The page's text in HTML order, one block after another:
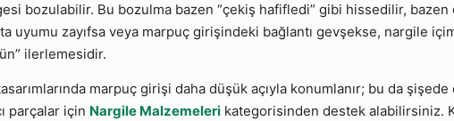
bozulabilir. Bu bozulma bazen “çekiş hafifledi” gibi hissedilir,
zayıfsa veya marpuç girişindeki bağlantı gevşekse, nargile
ilerlemesidir.
marpuç girişi daha düşük açıyla konumlanır; bu da
parçalar için Nargile Malzemeleri kategorisinden destek alabilirsiniz.